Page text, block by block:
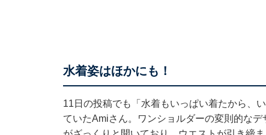
水着姿はほかにも！
11日の投稿でも「水着もいっぱい着たから、
ていたAmiさん。ワンショルダーの変則的な